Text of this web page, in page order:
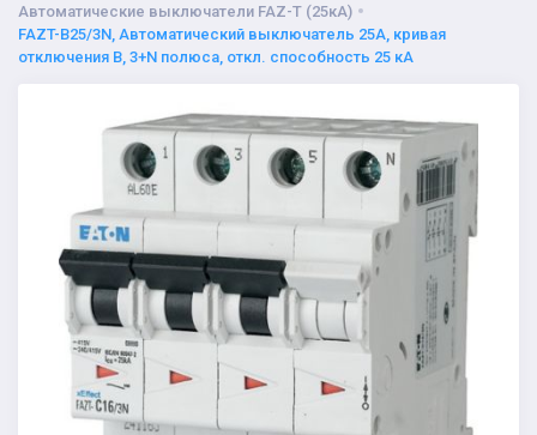
Автоматические выключатели FAZ-T (25кА)
FAZT-B25/3N, Автоматический выключатель 25А, кривая
отключения В, 3+N полюса, откл. способность 25 кА